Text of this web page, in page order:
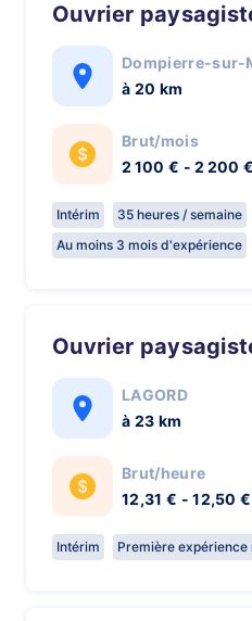
Ouvrier
Dompierre-sur-
à 20 km
Brut/mois
2 100 € - 2 200 €
Intérim
35 heures / semaine
Au moins 3 mois d'expérience
Ouvrier
LAGORD
à 23 km
Brut/heure
12,31 € - 12,50 €
Intérim Première expérience